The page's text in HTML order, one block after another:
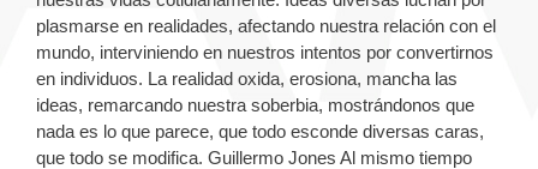
plasmarse en realidades, afectando nuestra relación con el
mundo, interviniendo en nuestros intentos por convertirnos
en individuos. La realidad oxida, erosiona, mancha las
ideas, remarcando nuestra soberbia, mostrándonos que
nada es lo que parece, que todo esconde diversas caras,
que todo se modifica. Guillermo Jones Al mismo tiempo